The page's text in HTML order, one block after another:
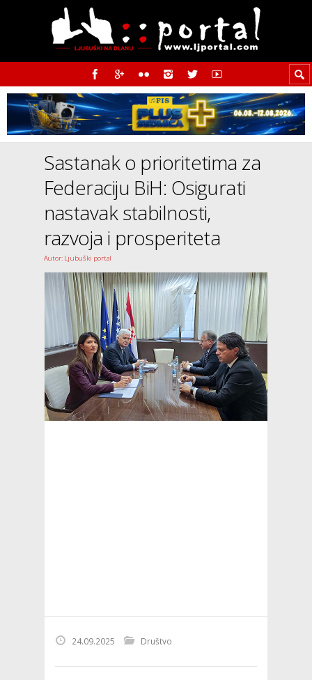
Sastanak o prioritetima za
Federaciju BiH: Osigurati
nastavak stabilnosti,
razvoja i prosperiteta
Autor: Ljubuški portal
24.09.2025 Društvo